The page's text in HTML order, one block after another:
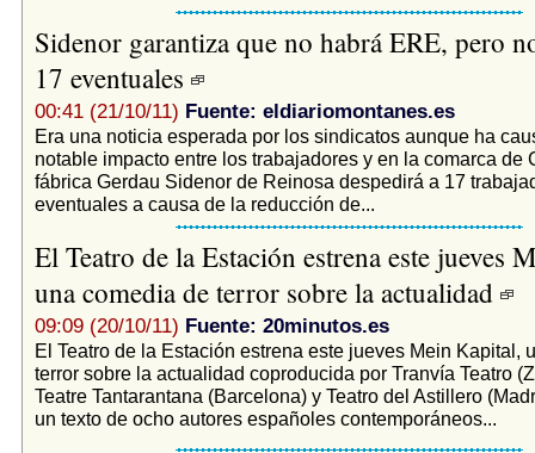
Sidenor garantiza que no habrá ERE, pero
17 eventuales
00:41 (21/10/11) Fuente: eldiariomontanes.es
Era una noticia esperada por los sindicatos aunque ha
notable impacto entre los trabajadores y en la comarca de
fábrica Gerdau Sidenor de Reinosa despedirá a 17
eventuales a causa de la reducción de...
El Teatro de la Estación estrena este jueves
una comedia de terror sobre la actualidad
09:09 (20/10/11) Fuente: 20minutos.es
El Teatro de la Estación estrena este jueves Mein Kapital,
terror sobre la actualidad coproducida por Tranvía Teatro
Teatre Tantarantana (Barcelona) y Teatro del Astillero
un texto de ocho autores españoles contemporáneos...